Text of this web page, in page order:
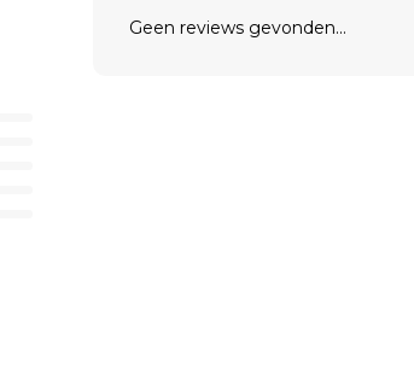
Geen reviews gevonden...